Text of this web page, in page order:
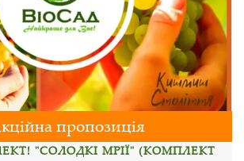
пропозиція
"СОЛОДКІ МРІЇ" (КОМПЛЕКТ